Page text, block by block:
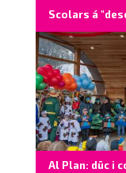
Scolars á
Al Plan: düc i